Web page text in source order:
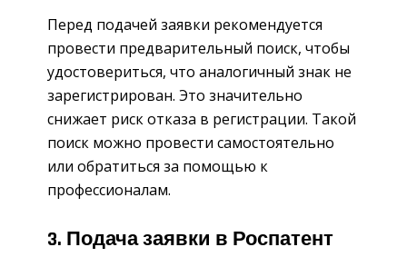
Перед подачей заявки рекомендуется
провести предварительный поиск, чтобы
удостовериться, что аналогичный знак не
зарегистрирован. Это значительно
снижает риск отказа в регистрации. Такой
поиск можно провести самостоятельно
или обратиться за помощью к
профессионалам.
3. Подача заявки в Роспатент